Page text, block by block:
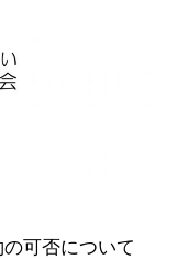
可否について